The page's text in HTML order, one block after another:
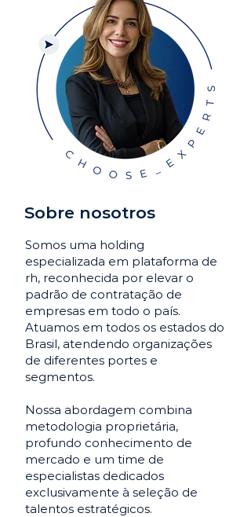
Sobre nosotros
Somos uma holding
especializada em plataforma de
rh, reconhecida por elevar o
padrão de contratação de
empresas em todo o país.
Atuamos em todos os estados do
Brasil, atendendo organizações
de diferentes portes e
segmentos.
Nossa abordagem combina
metodologia proprietária,
profundo conhecimento de
mercado e um time de
especialistas dedicados
exclusivamente à seleção de
talentos estratégicos.